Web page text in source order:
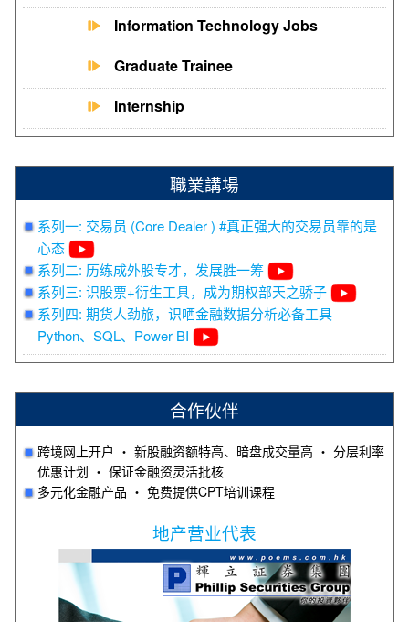
Information Technology Jobs
Graduate Trainee
Internship
職業講場
系列一: 交易员 (Core Dealer ) #真正强大的交易员靠的是
心态
系列二: 历练成外股专才，发展胜一筹
系列三: 识股票+衍生工具，成为期权部天之骄子
系列四: 期货人劲旅，识哂金融数据分析必备工具
Python、SQL、Power BI
合作伙伴
跨境网上开户 ‧ 新股融资额特高、暗盘成交量高 ‧ 分层利率
优惠计划 ‧ 保证金融资灵活批核
多元化金融产品 ‧ 免费提供CPT培训课程
地产营业代表